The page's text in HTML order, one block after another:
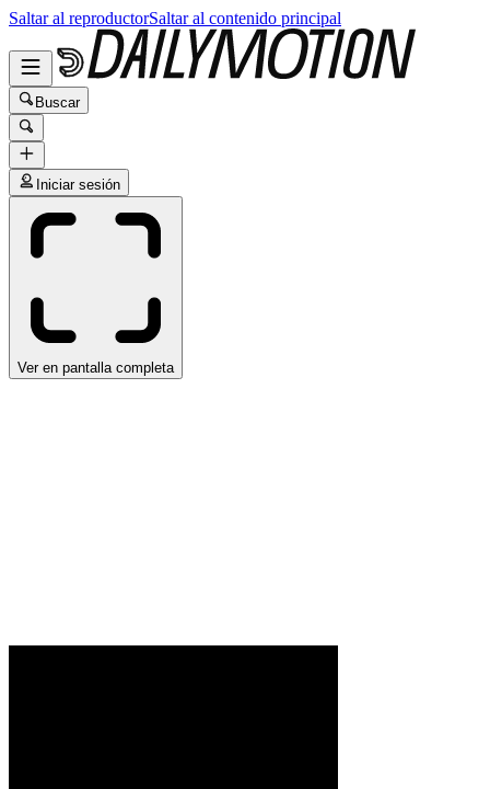
Saltar al reproductorSaltar al contenido principal
Buscar
Iniciar sesión
Ver en pantalla completa